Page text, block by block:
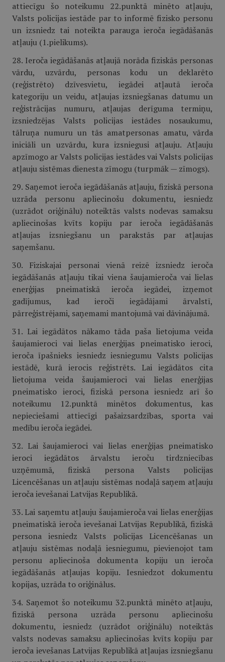
attiecīgu šo noteikumu 22.punktā minēto atļauju,
Valsts policijas iestāde par to informē fizisko personu
un izsniedz tai noteikta parauga ieroča iegādāšanās
atļauju (1.pielikums).
28. Ieroča iegādāšanās atļaujā norāda fiziskās personas
vārdu, uzvārdu, personas kodu un deklarēto
(reģistrēto) dzīvesvietu, iegādei atļautā ieroča
kategoriju un veidu, atļaujas izsniegšanas datumu un
reģistrācijas numuru, atļaujas derīguma termiņu,
izsniedzējas Valsts policijas iestādes nosaukumu,
tālruņa numuru un tās amatpersonas amatu, vārda
iniciāli un uzvārdu, kura izsniegusi atļauju. Atļauju
apzīmogo ar Valsts policijas iestādes vai Valsts policijas
atļauju sistēmas dienesta zīmogu (turpmāk — zīmogs).
29. Saņemot ieroča iegādāšanās atļauju, fiziskā persona
uzrāda personu apliecinošu dokumentu, iesniedz
(uzrādot oriģinālu) noteiktās valsts nodevas samaksu
apliecinošas kvīts kopiju par ieroča iegādāšanās
atļaujas izsniegšanu un parakstās par atļaujas
saņemšanu.
30. Fiziskajai personai vienā reizē izsniedz ieroča
iegādāšanās atļauju tikai viena šaujamieroča vai lielas
enerģijas pneimatiskā ieroča iegādei, izņemot
gadījumus, kad ieroči iegādājami ārvalstī,
pārreģistrējami, saņemami mantojumā vai dāvinājumā.
31. Lai iegādātos nākamo tāda paša lietojuma veida
šaujamieroci vai lielas enerģijas pneimatisko ieroci,
ieroča īpašnieks iesniedz iesniegumu Valsts policijas
iestādē, kurā ierocis reģistrēts. Lai iegādātos cita
lietojuma veida šaujamieroci vai lielas enerģijas
pneimatisko ieroci, fiziskā persona iesniedz arī šo
noteikumu 12.punktā minētos dokumentus, kas
nepieciešami attiecīgi pašaizsardzības, sporta vai
medību ieroča iegādei.
32. Lai šaujamieroci vai lielas enerģijas pneimatisko
ieroci iegādātos ārvalstu ieroču tirdzniecības
uzņēmumā, fiziskā persona Valsts policijas
Licencēšanas un atļauju sistēmas nodaļā saņem atļauju
ieroča ievešanai Latvijas Republikā.
33. Lai saņemtu atļauju šaujamieroča vai lielas enerģijas
pneimatiskā ieroča ievešanai Latvijas Republikā, fiziskā
persona iesniedz Valsts policijas Licencēšanas un
atļauju sistēmas nodaļā iesniegumu, pievienojot tam
personu apliecinoša dokumenta kopiju un ieroča
iegādāšanās atļaujas kopiju. Iesniedzot dokumentu
kopijas, uzrāda to oriģinālus.
34. Saņemot šo noteikumu 32.punktā minēto atļauju,
fiziskā persona uzrāda personu apliecinošu
dokumentu, iesniedz (uzrādot oriģinālu) noteiktās
valsts nodevas samaksu apliecinošas kvīts kopiju par
ieroča ievešanas Latvijas Republikā atļaujas izsniegšanu